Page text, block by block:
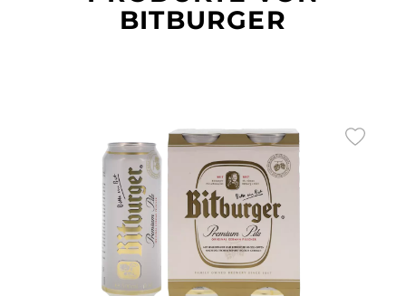
BITBURGER